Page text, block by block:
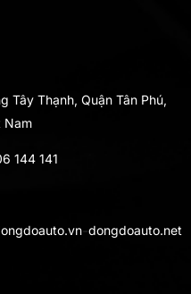
Tây Thạnh, Quận Tân Phú,
Nam
144 141
-dongdoauto.net